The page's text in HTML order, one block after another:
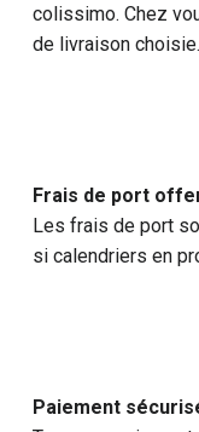
colissimo. Chez
de livraison choisie.
Frais de port
Les frais de port
si calendriers en
Paiement